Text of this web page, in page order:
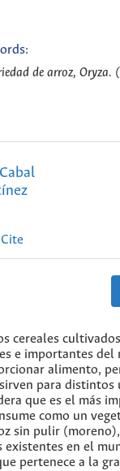
de arroz, Oryza.
cereales
e importantes del
alimento,
para distintos
que es el más
como un
sin pulir
existentes en el
pertenece a la